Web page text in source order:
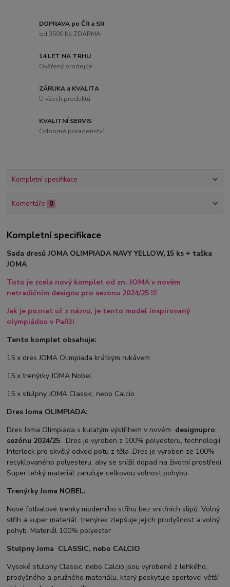
DOPRAVA po ČR a SR
od 3500 Kč ZDARMA
14 LET NA TRHU
Ověřený prodejce
ZÁRUKA a KVALITA
U všech produktů
KVALITNÍ SERVIS
Odborné poradenství
Kompletní specifikace
Komentáře 0
Kompletní specifikace
Sada dresů JOMA OLIMPIADA NAVY YELLOW,15 ks + taška
JOMA
Toto je zcela nový komplet od zn. JOMA v novém
netradičním designu pro sezonu 2024/25 !!!
Jak je poznat už z názvu, je tento model inspirovaný
olympiádou v Paříži
Tento komplet obsahuje:
15 x dres JOMA Olimpiada krátkým rukávem
15 x trenýrky JOMA Nobel
15 x stulpny JOMA Classic, nebo Calcio
Dres Joma OLIMPIADA:
Dres Joma Olimpiada s kulatým výstřihem v novém designupro
sezónu 2024/25 . Dres je vyroben z 100% polyesteru, technologií
Interlock pro skvělý odvod potu z těla .Dres je vyroben ze 100%
recyklovaného polyesteru, aby se snížil dopad na životní prostředí.
Super lehký materiál zaručuje celkovou volnost pohybu.
Trenýrky Joma NOBEL:
Nové fotbalové trenky moderního střihu bez vnitřních slipů. Volný
střih a super materiál trenýrek zlepšuje jejich prodyšnost a volný
pohyb. Materiál 100% polyester
Stulpny Joma CLASSIC, nebo CALCIO
Vysoké stulpny Classic, nebo Calcio jsou vyrobené z lehkého,
prodyšného a pružného materiálu, který poskytuje sportovci větší